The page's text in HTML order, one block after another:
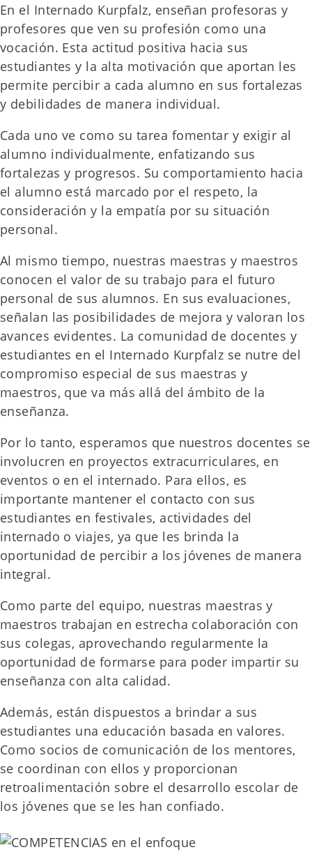
En el Internado Kurpfalz, enseñan profesoras y
profesores que ven su profesión como una
vocación. Esta actitud positiva hacia sus
estudiantes y la alta motivación que aportan les
permite percibir a cada alumno en sus fortalezas
y debilidades de manera individual.
Cada uno ve como su tarea fomentar y exigir al
alumno individualmente, enfatizando sus
fortalezas y progresos. Su comportamiento hacia
el alumno está marcado por el respeto, la
consideración y la empatía por su situación
personal.
Al mismo tiempo, nuestras maestras y maestros
conocen el valor de su trabajo para el futuro
personal de sus alumnos. En sus evaluaciones,
señalan las posibilidades de mejora y valoran los
avances evidentes. La comunidad de docentes y
estudiantes en el Internado Kurpfalz se nutre del
compromiso especial de sus maestras y
maestros, que va más allá del ámbito de la
enseñanza.
Por lo tanto, esperamos que nuestros docentes se
involucren en proyectos extracurriculares, en
eventos o en el internado. Para ellos, es
importante mantener el contacto con sus
estudiantes en festivales, actividades del
internado o viajes, ya que les brinda la
oportunidad de percibir a los jóvenes de manera
integral.
Como parte del equipo, nuestras maestras y
maestros trabajan en estrecha colaboración con
sus colegas, aprovechando regularmente la
oportunidad de formarse para poder impartir su
enseñanza con alta calidad.
Además, están dispuestos a brindar a sus
estudiantes una educación basada en valores.
Como socios de comunicación de los mentores,
se coordinan con ellos y proporcionan
retroalimentación sobre el desarrollo escolar de
los jóvenes que se les han confiado.